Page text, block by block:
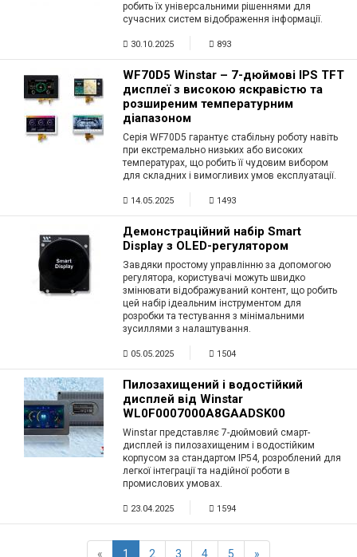
робить їх універсальними рішеннями для
сучасних систем відображення інформації.
30.10.2025 893
WF70D5 Winstar – 7-дюймові IPS TFT
дисплеї з високою яскравістю та
розширеним температурним
діапазоном
Серія WF70D5 гарантує стабільну роботу навіть
при екстремально низьких або високих
температурах, що робить її чудовим вибором
для складних і вимогливих умов експлуатації.
14.05.2025 1493
Демонстраційний набір Smart
Display з OLED-регулятором
Завдяки простому управлінню за допомогою
регулятора, користувачі можуть швидко
змінювати відображуваний контент, що робить
цей набір ідеальним інструментом для
розробки та тестування з мінімальними
зусиллями з налаштування.
05.05.2025 1504
Пилозахищений і водостійкий
дисплей від Winstar
WL0F0007000A8GAADSK00
Winstar представляє 7-дюймовий смарт-
дисплей із пилозахищеним і водостійким
корпусом за стандартом IP54, розроблений для
легкої інтеграції та надійної роботи в
промислових умовах.
23.04.2025 1594
« 1 2 3 4 5 »